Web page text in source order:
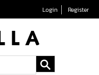
Login Register